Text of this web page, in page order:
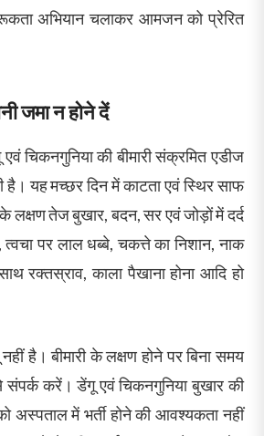
अभियान चलाकर आमजन को प्रेरित
जमा न होने दें
चिकनगुनिया की बीमारी संक्रमित एडीज
यह मच्छर दिन में काटता एवं स्थिर साफ
लक्षण तेज बुखार, बदन, सर एवं जोड़ों में दर्द
पर लाल धब्बे, चकत्ते का निशान, नाक
रक्तस्राव, काला पैखाना होना आदि हो
है। बीमारी के लक्षण होने पर बिना समय
करें। डेंगू एवं चिकनगुनिया बुखार की
अस्पताल में भर्ती होने की आवश्यकता नहीं